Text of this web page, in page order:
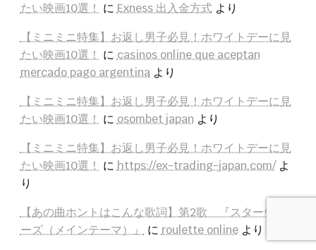
たい映画10選！ にExness 出入金方式より
【ミニミニ特集】お返し男子必見！ホワイトデーに見
たい映画10選！ にcasinos online que aceptan
mercado pago argentinaより
【ミニミニ特集】お返し男子必見！ホワイトデーに見
たい映画10選！ にosombet japan より
【ミニミニ特集】お返し男子必見！ホワイトデーに見
たい映画10選！ にhttps://ex-trading-japan.com/よ
り
【あの曲ホントはこんな歌詞】第2歌 『スターウォ
ーズ（メインテーマ）』 にroulette onlineより